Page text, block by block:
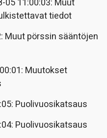
05 11:00:03: Muut
tiedot
Muut pörssin sääntöjen
Muutokset
Puolivuosikatsaus
Puolivuosikatsaus